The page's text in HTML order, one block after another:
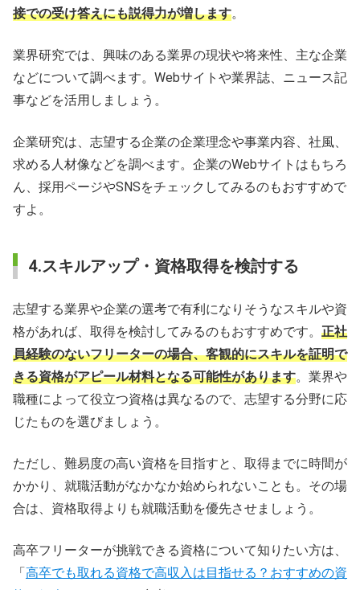
接での受け答えにも説得力が増します。
業界研究では、興味のある業界の現状や将来性、主な企業
などについて調べます。Webサイトや業界誌、ニュース記
事などを活用しましょう。
企業研究は、志望する企業の企業理念や事業内容、社風、
求める人材像などを調べます。企業のWebサイトはもちろ
ん、採用ページやSNSをチェックしてみるのもおすすめで
すよ。
4.スキルアップ・資格取得を検討する
志望する業界や企業の選考で有利になりそうなスキルや資
格があれば、取得を検討してみるのもおすすめです。 正社
員経験のないフリーターの場合、客観的にスキルを証明で
きる資格がアピール材料となる可能性があります。業界や
職種によって役立つ資格は異なるので、志望する分野に応
じたものを選びましょう。
ただし、難易度の高い資格を目指すと、取得までに時間が
かかり、就職活動がなかなか始められないことも。その場
合は、資格取得よりも就職活動を優先させましょう。
高卒フリーターが挑戦できる資格について知りたい方は、
「高卒でも取れる資格で高収入は目指せる？おすすめの資